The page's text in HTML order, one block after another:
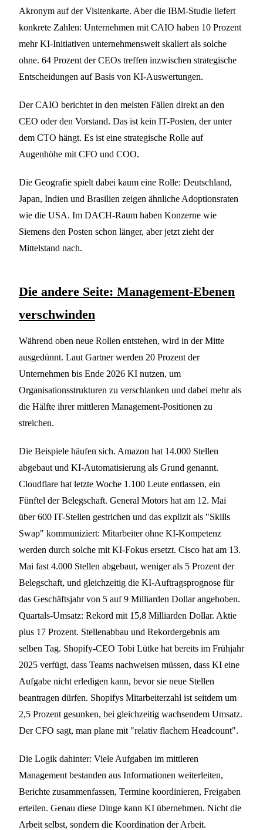
Akronym auf der Visitenkarte. Aber die IBM-Studie liefert
konkrete Zahlen: Unternehmen mit CAIO haben 10 Prozent
mehr KI-Initiativen unternehmensweit skaliert als solche
ohne. 64 Prozent der CEOs treffen inzwischen strategische
Entscheidungen auf Basis von KI-Auswertungen.
Der CAIO berichtet in den meisten Fällen direkt an den
CEO oder den Vorstand. Das ist kein IT-Posten, der unter
dem CTO hängt. Es ist eine strategische Rolle auf
Augenhöhe mit CFO und COO.
Die Geografie spielt dabei kaum eine Rolle: Deutschland,
Japan, Indien und Brasilien zeigen ähnliche Adoptionsraten
wie die USA. Im DACH-Raum haben Konzerne wie
Siemens den Posten schon länger, aber jetzt zieht der
Mittelstand nach.
Die andere Seite: Management-Ebenen
verschwinden
Während oben neue Rollen entstehen, wird in der Mitte
ausgedünnt. Laut Gartner werden 20 Prozent der
Unternehmen bis Ende 2026 KI nutzen, um
Organisationsstrukturen zu verschlanken und dabei mehr als
die Hälfte ihrer mittleren Management-Positionen zu
streichen.
Die Beispiele häufen sich. Amazon hat 14.000 Stellen
abgebaut und KI-Automatisierung als Grund genannt.
Cloudflare hat letzte Woche 1.100 Leute entlassen, ein
Fünftel der Belegschaft. General Motors hat am 12. Mai
über 600 IT-Stellen gestrichen und das explizit als "Skills
Swap" kommuniziert: Mitarbeiter ohne KI-Kompetenz
werden durch solche mit KI-Fokus ersetzt. Cisco hat am 13.
Mai fast 4.000 Stellen abgebaut, weniger als 5 Prozent der
Belegschaft, und gleichzeitig die KI-Auftragsprognose für
das Geschäftsjahr von 5 auf 9 Milliarden Dollar angehoben.
Quartals-Umsatz: Rekord mit 15,8 Milliarden Dollar. Aktie
plus 17 Prozent. Stellenabbau und Rekordergebnis am
selben Tag. Shopify-CEO Tobi Lütke hat bereits im Frühjahr
2025 verfügt, dass Teams nachweisen müssen, dass KI eine
Aufgabe nicht erledigen kann, bevor sie neue Stellen
beantragen dürfen. Shopifys Mitarbeiterzahl ist seitdem um
2,5 Prozent gesunken, bei gleichzeitig wachsendem Umsatz.
Der CFO sagt, man plane mit "relativ flachem Headcount".
Die Logik dahinter: Viele Aufgaben im mittleren
Management bestanden aus Informationen weiterleiten,
Berichte zusammenfassen, Termine koordinieren, Freigaben
erteilen. Genau diese Dinge kann KI übernehmen. Nicht die
Arbeit selbst, sondern die Koordination der Arbeit.